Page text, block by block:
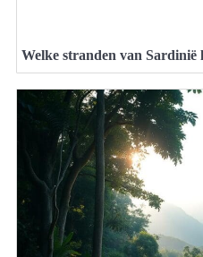
Welke stranden van Sardinië